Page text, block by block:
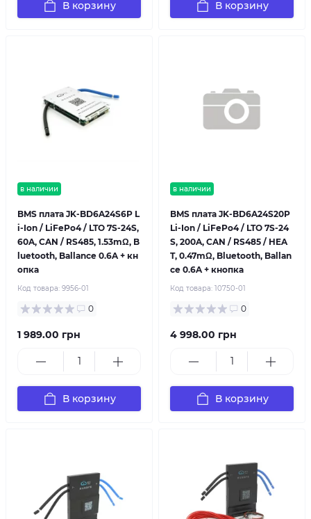
В корзину В корзину
в наличии
BMS плата JK-BD6A24S6P L
i-Ion / LiFePo4 / LTO 7S-24S,
60A, CAN / RS485, 1.53mΩ, B
luetooth, Ballance 0.6A + кн
опка
Код товара: 9956-01
0
1 989.00 грн
В корзину
в наличии
BMS плата JK-BD6A24S20P
Li-Ion / LiFePo4 / LTO 7S-24
S, 200A, CAN / RS485 / HEA
T, 0.47mΩ, Bluetooth, Ballan
ce 0.6A + кнопка
Код товара: 10750-01
0
4 998.00 грн
В корзину